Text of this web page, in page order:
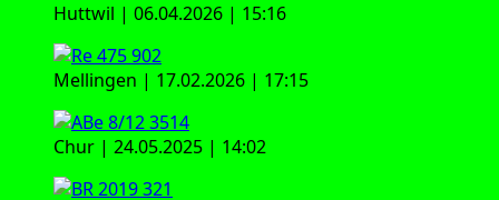
Huttwil | 06.04.2026 | 15:16
Mellingen | 17.02.2026 | 17:15
Chur | 24.05.2025 | 14:02